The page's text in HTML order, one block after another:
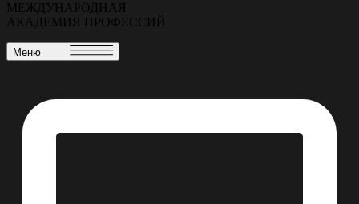
МЕЖДУНАРОДНАЯ
АКАДЕМИЯ ПРОФЕССИЙ
Меню